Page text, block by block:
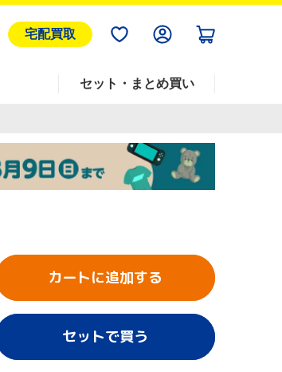
宅配買取
セット・まとめ買い
カートに追加する
セットで買う